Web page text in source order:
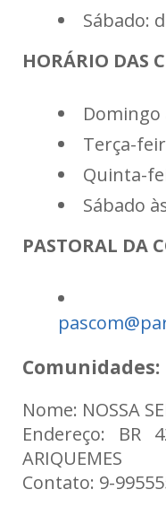
Sábado:
HORÁRIO DAS
Domingo
Terça-
Quinta-
Sábado
PASTORAL DA
Comunidades:
Nome: NOSSA
Endereço: BR
ARIQUEMES
Contato: 9-